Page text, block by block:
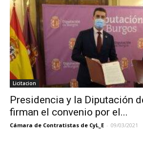
Licitacion
Presidencia y la Diputación
firman el convenio por el...
Cámara de Contratistas de CyL_E - 09/03/2021